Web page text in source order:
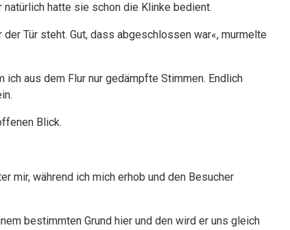
natürlich hatte sie schon die Klinke bedient.
Tür steht. Gut, dass abgeschlossen war«, murmelte
aus dem Flur nur gedämpfte Stimmen. Endlich
Blick.
mir, während ich mich erhob und den Besucher
bestimmten Grund hier und den wird er uns gleich